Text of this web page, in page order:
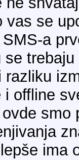
vas se
a
se
razliku
i offline
smo
ima